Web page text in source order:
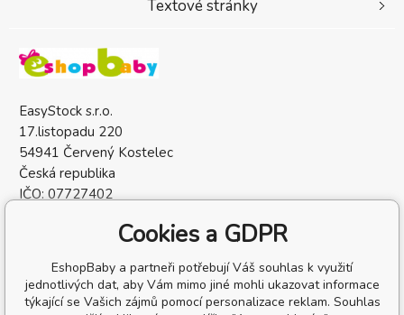
EasyStock s.r.o.
17.listopadu 220
54941 Červený Kostelec
Česká republika
IČO: 07727402
Textové stránky
Cookies a GDPR
EshopBaby a partneři potřebují Váš souhlas k využití
jednotlivých dat, aby Vám mimo jiné mohli ukazovat informace
týkající se Vašich zájmů pomocí personalizace reklam. Souhlas